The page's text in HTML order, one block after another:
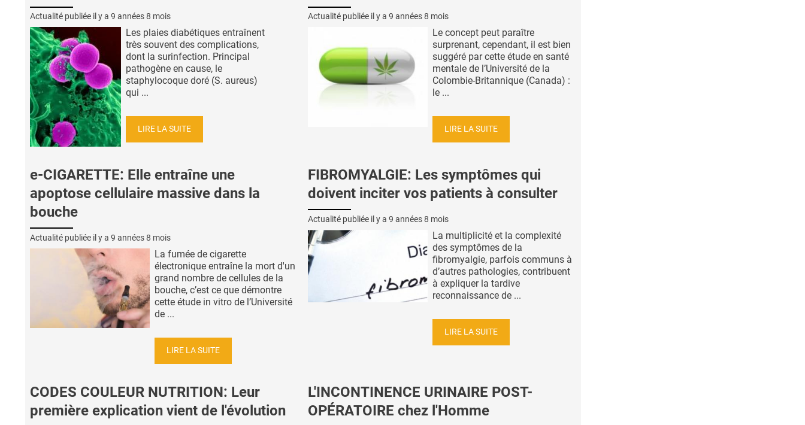
Actualité publiée il y a 9 années 8 mois
Les plaies diabétiques entraînent
très souvent des complications,
dont la surinfection. Principal
pathogène en cause, le
staphylocoque doré (S. aureus)
qui ...
LIRE LA SUITE
Actualité publiée il y a 9 années 8 mois
Le concept peut paraître
surprenant, cependant, il est bien
suggéré par cette étude en santé
mentale de l’Université de la
Colombie-Britannique (Canada) :
le ...
LIRE LA SUITE
e-CIGARETTE: Elle entraîne une
apoptose cellulaire massive dans la
bouche
Actualité publiée il y a 9 années 8 mois
La fumée de cigarette
électronique entraîne la mort d'un
grand nombre de cellules de la
bouche, c’est ce que démontre
cette étude in vitro de l’Université
de ...
LIRE LA SUITE
FIBROMYALGIE: Les symptômes qui
doivent inciter vos patients à consulter
Actualité publiée il y a 9 années 8 mois
La multiplicité et la complexité
des symptômes de la
fibromyalgie, parfois communs à
d’autres pathologies, contribuent
à expliquer la tardive
reconnaissance de ...
LIRE LA SUITE
CODES COULEUR NUTRITION: Leur
première explication vient de l'évolution
L'INCONTINENCE URINAIRE POST-
OPÉRATOIRE chez l'Homme